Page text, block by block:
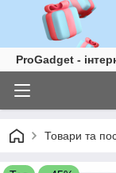
ProGadget -
Товари та